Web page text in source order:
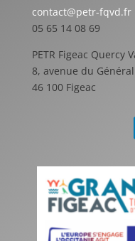
contact@petr-fqvd.fr
05 65 14 08 69
PETR Figeac Quercy
8, avenue du
46 100 Figeac